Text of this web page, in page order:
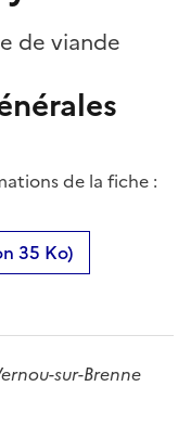
de viande
de la fiche :
35 Ko)
sur-Brenne